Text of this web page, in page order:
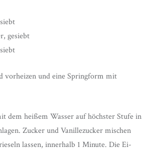
gesiebt
vorheizen und eine Springform mit
dem heißem Wasser auf höchster Stufe in
Zucker und Vanillezucker mischen
lassen, innerhalb 1 Minute. Die Ei-